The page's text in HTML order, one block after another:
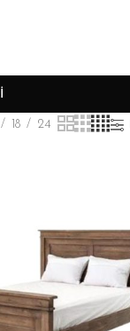
18 24